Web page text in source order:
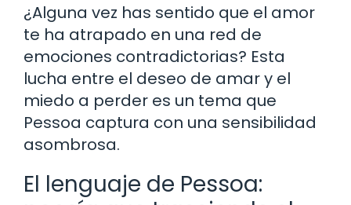
¿Alguna vez has sentido que el amor
te ha atrapado en una red de
emociones contradictorias? Esta
lucha entre el deseo de amar y el
miedo a perder es un tema que
Pessoa captura con una sensibilidad
asombrosa.
El lenguaje de Pessoa: